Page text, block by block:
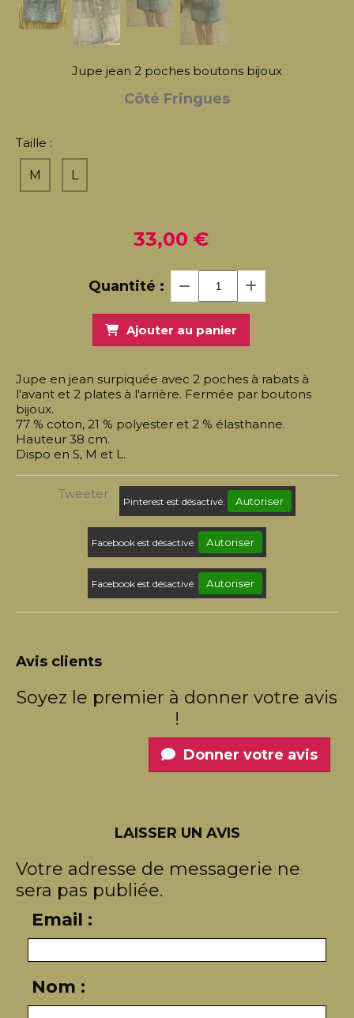
Jupe jean 2 poches boutons bijoux
Côté Fringues
Taille :
M L
33,00 €
Quantité :
Ajouter au panier
Jupe en jean surpiquée avec 2 poches à rabats à
l'avant et 2 plates à l'arrière. Fermée par boutons
bijoux.
77 % coton, 21 % polyester et 2 % élasthanne.
Hauteur 38 cm.
Dispo en S, M et L.
Tweeter
Pinterest est désactivé. Autoriser
Facebook est désactivé. Autoriser
Facebook est désactivé. Autoriser
Avis clients
Soyez le premier à donner votre avis
!
Donner votre avis
LAISSER UN AVIS
Votre adresse de messagerie ne
sera pas publiée.
Email :
Nom :